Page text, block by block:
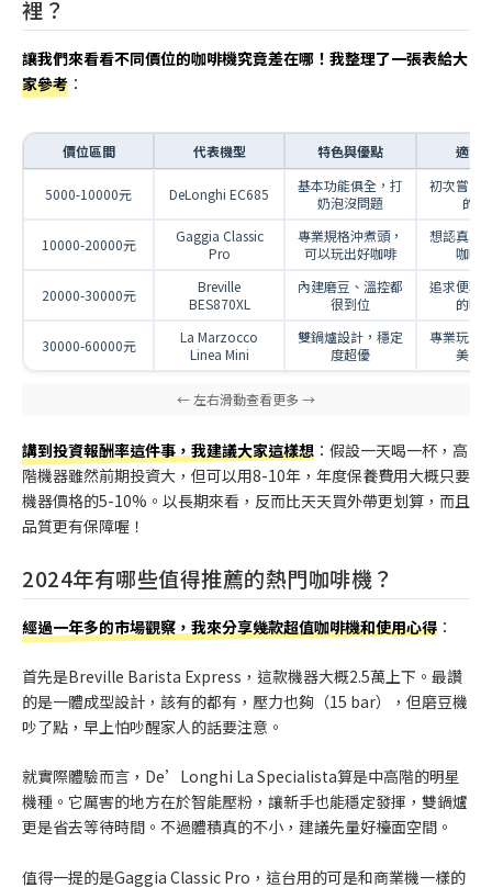
裡？
讓我們來看看不同價位的咖啡機究竟差在哪！我整理了一張表給大
家參考 ：
價位區間 代表機型 特色與優點 適合
5000-10000元 DeLonghi EC685
基本功能俱全，打
奶泡沒問題
初次嘗試
的
10000-20000元
Gaggia Classic
Pro
專業規格沖煮頭，
可以玩出好咖啡
想認真學
咖啡
20000-30000元
Breville
BES870XL
內建磨豆、溫控都
很到位
追求便利
的咖
30000-60000元
La Marzocco
Linea Mini
雙鍋爐設計，穩定
度超優
專業玩家
美主
講到投資報酬率這件事，我建議大家這樣想 ：假設一天喝一杯，高
階機器雖然前期投資大，但可以用8-10年，年度保養費用大概只要
機器價格的5-10%。以長期來看，反而比天天買外帶更划算，而且
品質更有保障喔！
2024年有哪些值得推薦的熱門咖啡機？
經過一年多的市場觀察，我來分享幾款超值咖啡機和使用心得 ：
首先是Breville Barista Express，這款機器大概2.5萬上下。最讚
的是一體成型設計，該有的都有，壓力也夠（15 bar），但磨豆機
吵了點，早上怕吵醒家人的話要注意。
就實際體驗而言，De’Longhi La Specialista算是中高階的明星
機種。它厲害的地方在於智能壓粉，讓新手也能穩定發揮，雙鍋爐
更是省去等待時間。不過體積真的不小，建議先量好檯面空間。
值得一提的是Gaggia Classic Pro，這台用的可是和商業機一樣的